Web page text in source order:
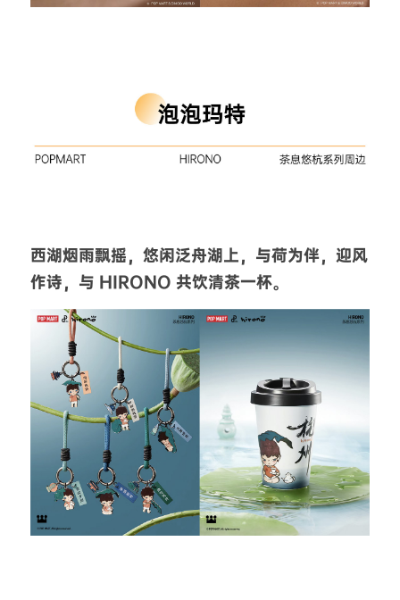
西湖烟雨飘摇，悠闲泛舟湖上，与荷为伴，迎风
作诗，与 HIRONO 共饮清茶一杯。